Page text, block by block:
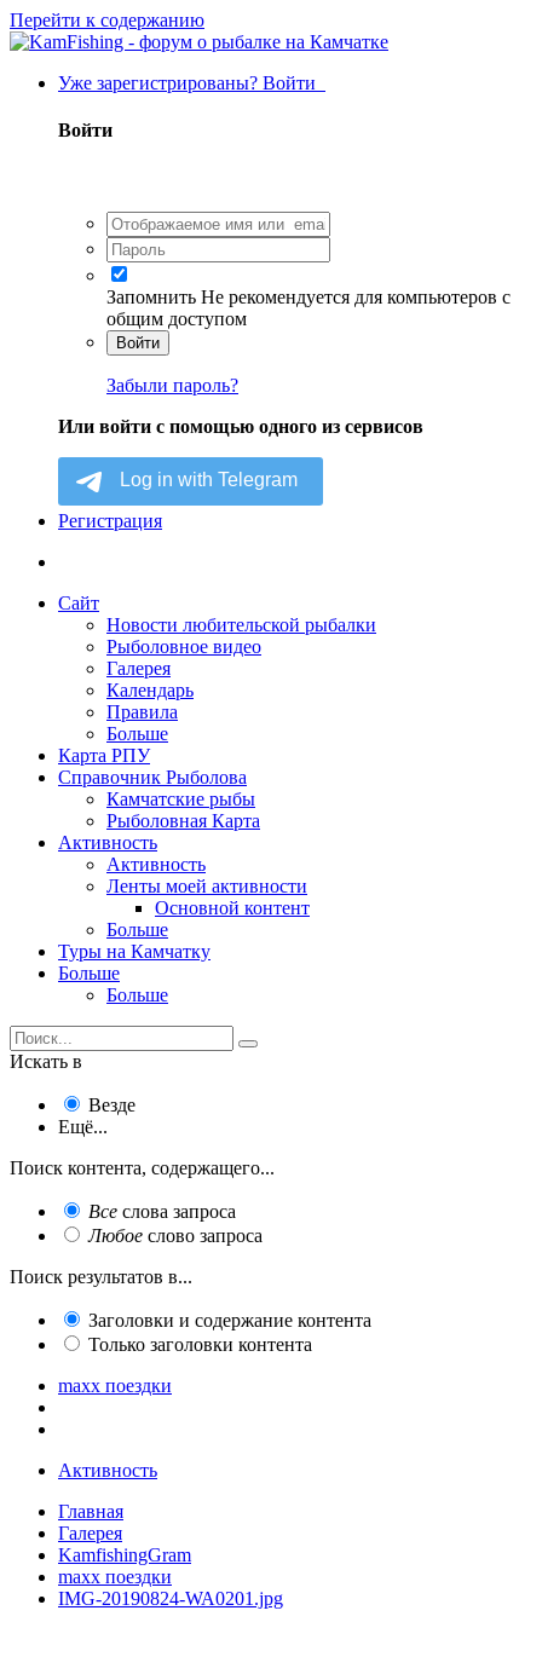
Перейти к содержанию
Уже зарегистрированы? Войти
Войти
Запомнить Не рекомендуется для компьютеров с
общим доступом
Войти
Забыли пароль?
Или войти с помощью одного из сервисов
Регистрация
Сайт
Новости любительской рыбалки
Рыболовное видео
Галерея
Календарь
Правила
Больше
Карта РПУ
Справочник Рыболова
Камчатские рыбы
Рыболовная Карта
Активность
Активность
Ленты моей активности
Основной контент
Больше
Туры на Камчатку
Больше
Больше
Искать в
Везде
Ещё...
Поиск контента, содержащего...
Все слова запроса
Любое слово запроса
Поиск результатов в...
Заголовки и содержание контента
Только заголовки контента
maxx поездки
Активность
Главная
Галерея
KamfishingGram
maxx поездки
IMG-20190824-WA0201.jpg